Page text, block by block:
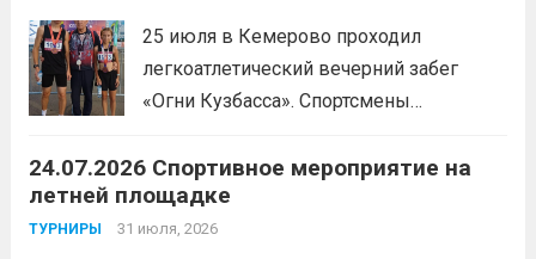
25 июля в Кемерово проходил
легкоатлетический вечерний забег
«Огни Кузбасса». Спортсмены
приняли участие в забеге и заняли
следующие призовые места:1 место —
Шабалин Максим, Щербунова Милана,
24.07.2026 Спортивное мероприятие на
летней площадке
ТУРНИРЫ 31 июля, 2026